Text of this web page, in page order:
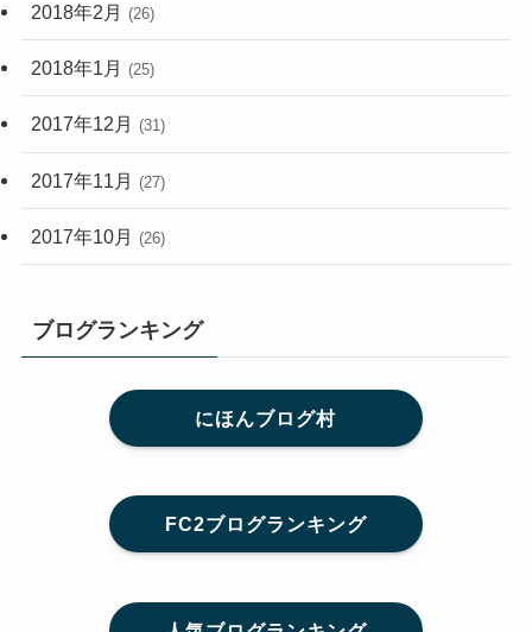
2018年2月 (26)
2018年1月 (25)
2017年12月 (31)
2017年11月 (27)
2017年10月 (26)
ブログランキング
にほんブログ村
FC2ブログランキング